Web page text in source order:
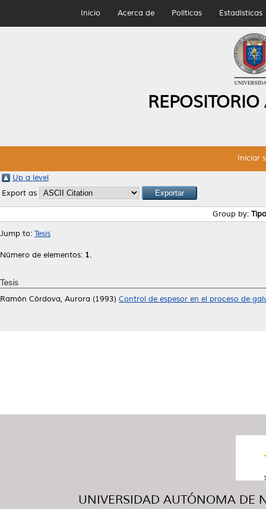
Inicio Acerca de Políticas Estadísticas
Iniciar
Up a level
Export as
Group by:
Jump to: Tesis
Número de elementos: 1.
Tesis
Ramón Córdova, Aurora (1993) Control de espesor en el proceso de
UNIVERSIDAD AUTÓNOMA DE